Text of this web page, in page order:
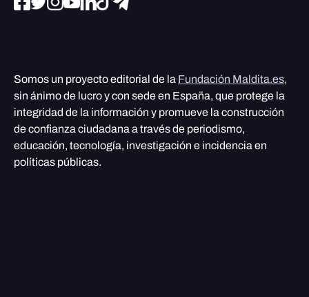
Somos un proyecto editorial de la Fundación Maldita.es,
sin ánimo de lucro y con sede en España, que protege la
integridad de la información y promueve la construcción
de confianza ciudadana a través de periodismo,
educación, tecnología, investigación e incidencia en
políticas públicas.